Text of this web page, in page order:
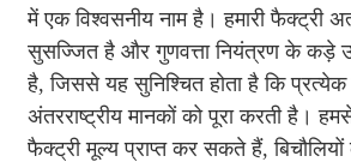
में एक विश्वसनीय नाम है। हमारी फैक्ट्री
सुसज्जित है और गुणवत्ता नियंत्रण के कड़े
है, जिससे यह सुनिश्चित होता है कि प्रत्येक
अंतरराष्ट्रीय मानकों को पूरा करती है।
फैक्ट्री मूल्य प्राप्त कर सकते हैं,